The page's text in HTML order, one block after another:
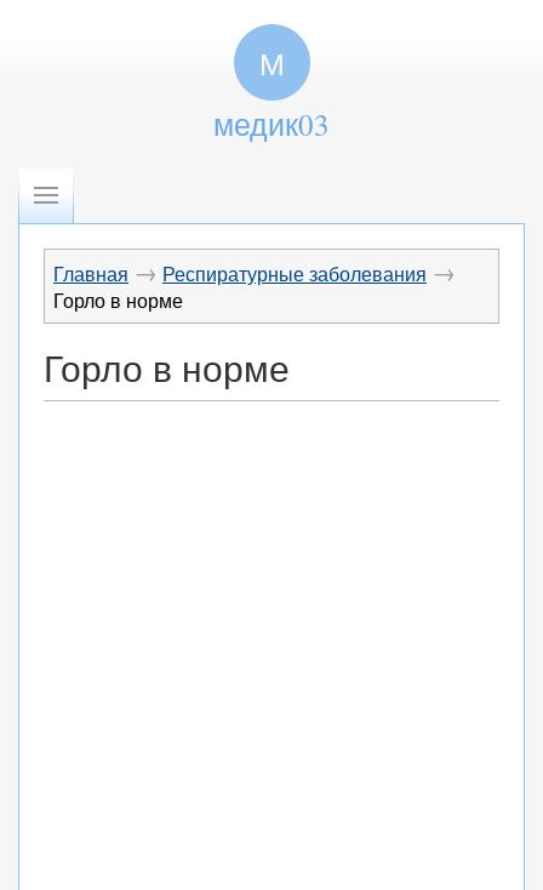
М
медик03
Главная → Респиратурные заболевания →
Горло в норме
Горло в норме